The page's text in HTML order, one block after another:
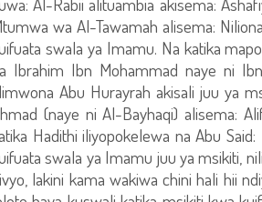
wa Al-Tawamah alisema:
swala ya Imamu. Na katika
Ibrahim Ibn Mohammad naye ni
Abu Hurayrah akisali juu ya
(naye ni Al-Bayhaqi) alisema:
Hadithi iliyopokelewa na Abu
swala ya Imamu juu ya msikiti,
lakini kama wakiwa chini hali hii